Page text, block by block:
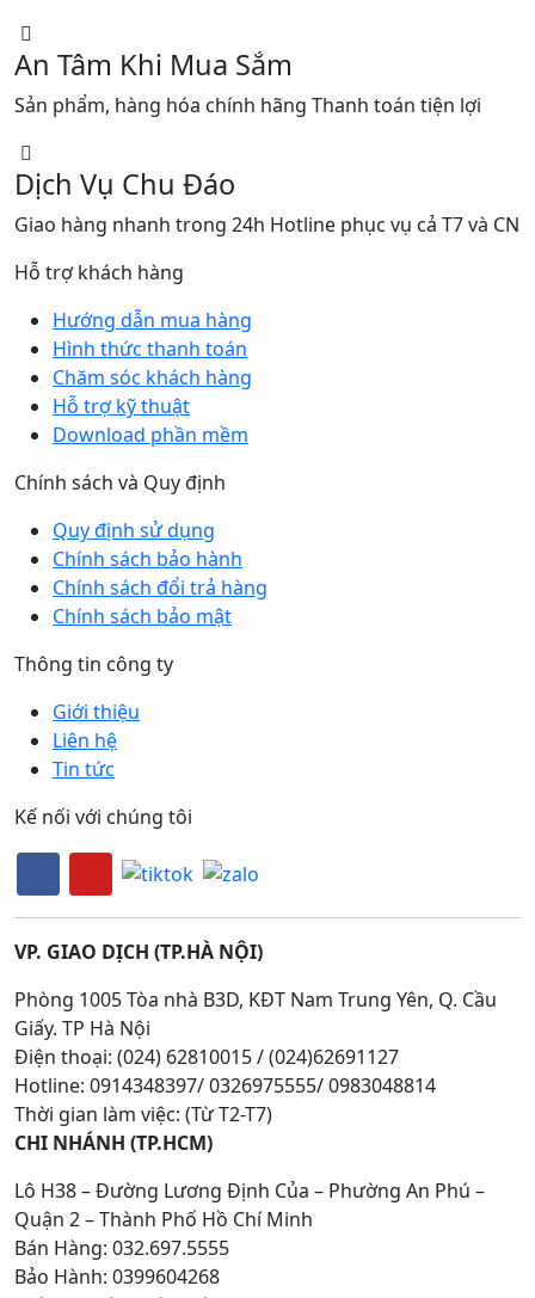
An Tâm Khi Mua Sắm
Sản phẩm, hàng hóa chính hãng Thanh toán tiện lợi
Dịch Vụ Chu Đáo
Giao hàng nhanh trong 24h Hotline phục vụ cả T7 và CN
Hỗ trợ khách hàng
Hướng dẫn mua hàng
Hình thức thanh toán
Chăm sóc khách hàng
Hỗ trợ kỹ thuật
Download phần mềm
Chính sách và Quy định
Quy định sử dụng
Chính sách bảo hành
Chính sách đổi trả hàng
Chính sách bảo mật
Thông tin công ty
Giới thiệu
Liên hệ
Tin tức
Kế nối với chúng tôi
VP. GIAO DỊCH (TP.HÀ NỘI)
Phòng 1005 Tòa nhà B3D, KĐT Nam Trung Yên, Q. Cầu
Giấy. TP Hà Nội
Điện thoại: (024) 62810015 / (024)62691127
Hotline: 0914348397/ 0326975555/ 0983048814
Thời gian làm việc: (Từ T2-T7)
CHI NHÁNH (TP.HCM)
Lô H38 – Đường Lương Định Của – Phường An Phú –
Quận 2 – Thành Phố Hồ Chí Minh
Bán Hàng: 032.697.5555
Bảo Hành: 0399604268